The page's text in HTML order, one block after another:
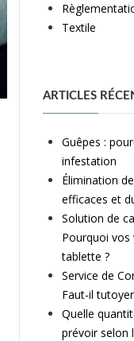
Textile
ARTICLES
Guêpes :
infestation
Élimination
efficaces et
Solution de
Pourquoi vos
tablette ?
Service de
Faut-il
Quelle
prévoir selon